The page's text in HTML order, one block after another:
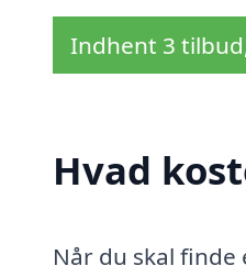
Indhent 3
Hvad
Når du skal